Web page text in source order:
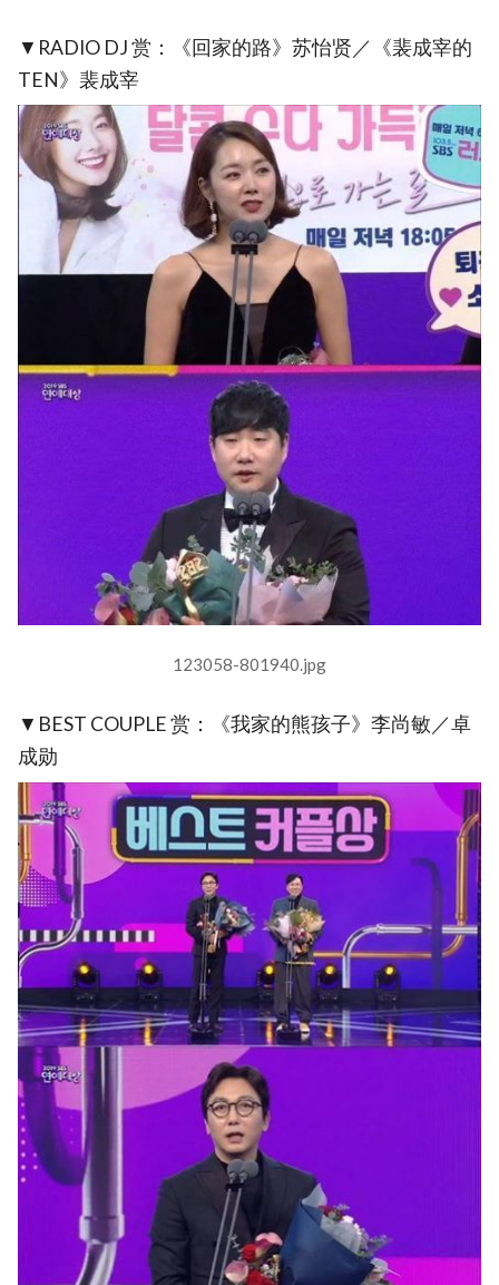
▼RADIO DJ 赏：《回家的路》苏怡贤／《裴成宰的
TEN》裴成宰
123058-801940.jpg
▼BEST COUPLE 赏：《我家的熊孩子》李尚敏／卓
成勋